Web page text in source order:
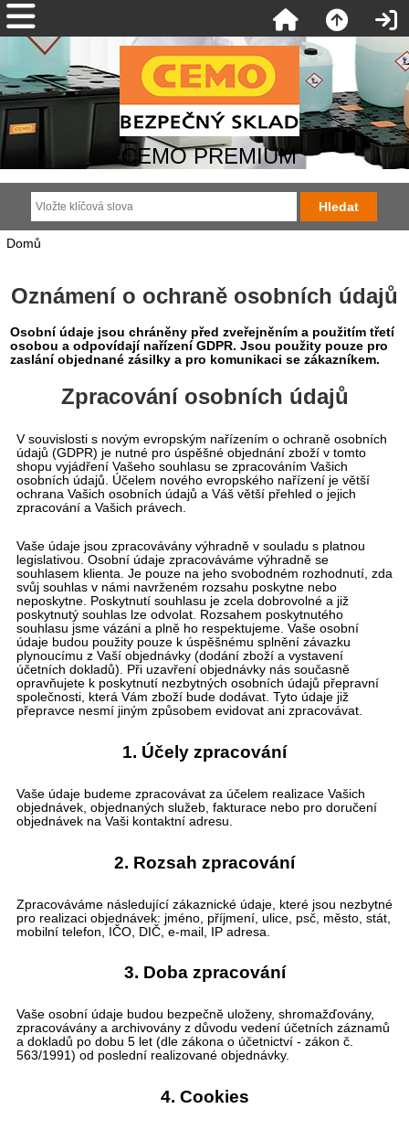
CEMO PREMIUM
Domů
Oznámení o ochraně osobních údajů
Osobní údaje jsou chráněny před zveřejněním a použitím třetí
osobou a odpovídají nařízení GDPR. Jsou použity pouze pro
zaslání objednané zásilky a pro komunikaci se zákazníkem.
Zpracování osobních údajů
V souvislosti s novým evropským nařízením o ochraně osobních
údajů (GDPR) je nutné pro úspěšné objednání zboží v tomto
shopu vyjádření Vašeho souhlasu se zpracováním Vašich
osobních údajů. Účelem nového evropského nařízení je větší
ochrana Vašich osobních údajů a Váš větší přehled o jejich
zpracování a Vašich právech.
Vaše údaje jsou zpracovávány výhradně v souladu s platnou
legislativou. Osobní údaje zpracováváme výhradně se
souhlasem klienta. Je pouze na jeho svobodném rozhodnutí, zda
svůj souhlas v námi navrženém rozsahu poskytne nebo
neposkytne. Poskytnutí souhlasu je zcela dobrovolné a již
poskytnutý souhlas lze odvolat. Rozsahem poskytnutého
souhlasu jsme vázáni a plně ho respektujeme. Vaše osobní
údaje budou použity pouze k úspěšnému splnění závazku
plynoucímu z Vaší objednávky (dodání zboží a vystavení
účetních dokladů). Při uzavření objednávky nás současně
opravňujete k poskytnutí nezbytných osobních údajů přepravní
společnosti, která Vám zboží bude dodávat. Tyto údaje již
přepravce nesmí jiným způsobem evidovat ani zpracovávat.
1. Účely zpracování
Vaše údaje budeme zpracovávat za účelem realizace Vašich
objednávek, objednaných služeb, fakturace nebo pro doručení
objednávek na Vaši kontaktní adresu.
2. Rozsah zpracování
Zpracováváme následující zákaznické údaje, které jsou nezbytné
pro realizaci objednávek: jméno, příjmení, ulice, psč, město, stát,
mobilní telefon, IČO, DIČ, e-mail, IP adresa.
3. Doba zpracování
Vaše osobní údaje budou bezpečně uloženy, shromažďovány,
zpracovávány a archivovány z důvodu vedení účetních záznamů
a dokladů po dobu 5 let (dle zákona o účetnictví - zákon č.
563/1991) od poslední realizované objednávky.
4. Cookies